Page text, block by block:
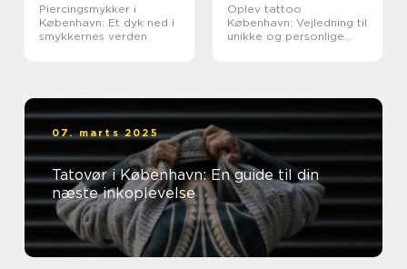
Piercingsmykker i
København: Et dyk ned i
smykkernes verden
Oplev tattoo
København: Vejledning til
unikke og personlige
07. marts 2025
Tatovør i København: En guide til din
næste inkoplevelse